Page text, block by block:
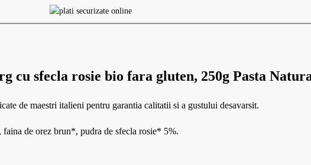
cu sfecla rosie bio fara gluten, 250g Pasta
de maestri italieni pentru garantia calitatii si a gustului desavarsit.
de orez brun*, pudra de sfecla rosie* 5%.